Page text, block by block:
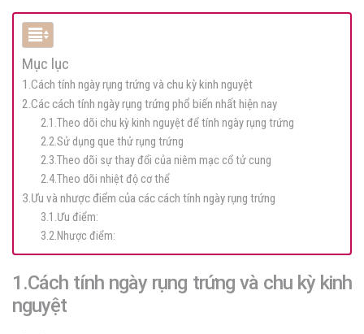
Mục lục
1.Cách tính ngày rụng trứng và chu kỳ kinh nguyệt
2.Các cách tính ngày rụng trứng phổ biến nhất hiện nay
2.1.Theo dõi chu kỳ kinh nguyệt để tính ngày rụng trứng
2.2.Sử dụng que thử rụng trứng
2.3.Theo dõi sự thay đổi của niêm mạc cổ tử cung
2.4.Theo dõi nhiệt độ cơ thể
3.Ưu và nhược điểm của các cách tính ngày rụng trứng
3.1.Ưu điểm:
3.2.Nhược điểm:
1.Cách tính ngày rụng trứng và chu kỳ kinh
nguyệt